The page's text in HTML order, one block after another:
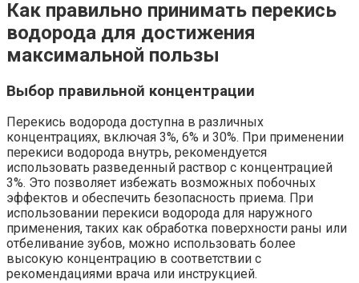
Как правильно принимать перекись
водорода для достижения
максимальной пользы
Выбор правильной концентрации
Перекись водорода доступна в различных
концентрациях, включая 3%, 6% и 30%. При применении
перекиси водорода внутрь, рекомендуется
использовать разведенный раствор с концентрацией
3%. Это позволяет избежать возможных побочных
эффектов и обеспечить безопасность приема. При
использовании перекиси водорода для наружного
применения, таких как обработка поверхности раны или
отбеливание зубов, можно использовать более
высокую концентрацию в соответствии с
рекомендациями врача или инструкцией.